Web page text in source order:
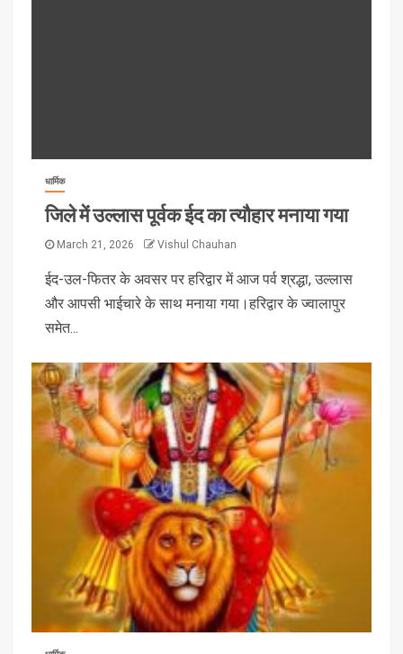
धार्मिक
जिले में उल्लास पूर्वक ईद का त्यौहार मनाया गया
March 21, 2026 Vishul Chauhan
ईद-उल-फितर के अवसर पर हरिद्वार में आज पर्व श्रद्धा, उल्लास
और आपसी भाईचारे के साथ मनाया गया।हरिद्वार के ज्वालापुर
समेत...